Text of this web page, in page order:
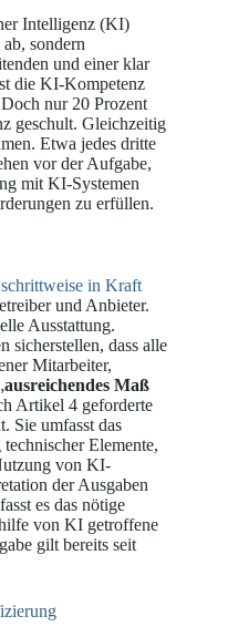
Intelligenz (KI)
sondern
und einer klar
die KI-Kompetenz
nur 20 Prozent
geschult. Gleichzeitig
Etwa jedes dritte
vor der Aufgabe,
mit KI-Systemen
zu erfüllen.
schrittweise in Kraft
und Anbieter.
Ausstattung.
sicherstellen, dass alle
Mitarbeiter,
ausreichendes Maß
Artikel 4 geforderte
Sie umfasst das
Elemente,
von KI-
der Ausgaben
es das nötige
von KI getroffene
gilt bereits seit